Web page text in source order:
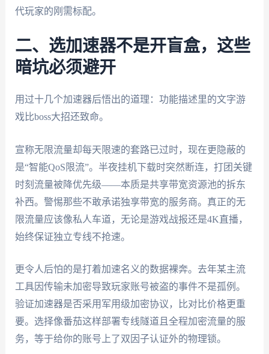
代玩家的刚需标配。
二、选加速器不是开盲盒，这些
暗坑必须避开
用过十几个加速器后悟出的道理：功能描述里的文字游
戏比boss大招还致命。
宣称无限流量却每天限速的套路已过时，现在更隐蔽的
是“智能QoS限流”。半夜挂机下载时突然断连，打团关键
时刻流量被降优先级——本质是共享带宽资源池的拆东
补西。警惕那些不敢承诺独享带宽的服务商。真正的无
限流量应该像私人车道，无论是游戏战报还是4K直播，
始终保证独立专线不抢速。
更令人后怕的是打着加速名义的数据裸奔。去年某主流
工具因传输未加密导致玩家账号被盗的事件不是孤例。
验证加速器是否采用军用级加密协议，比对比价格更重
要。选择像番茄这样部署专线隧道且全程加密流量的服
务，等于给你的账号上了双因子认证外的物理锁。